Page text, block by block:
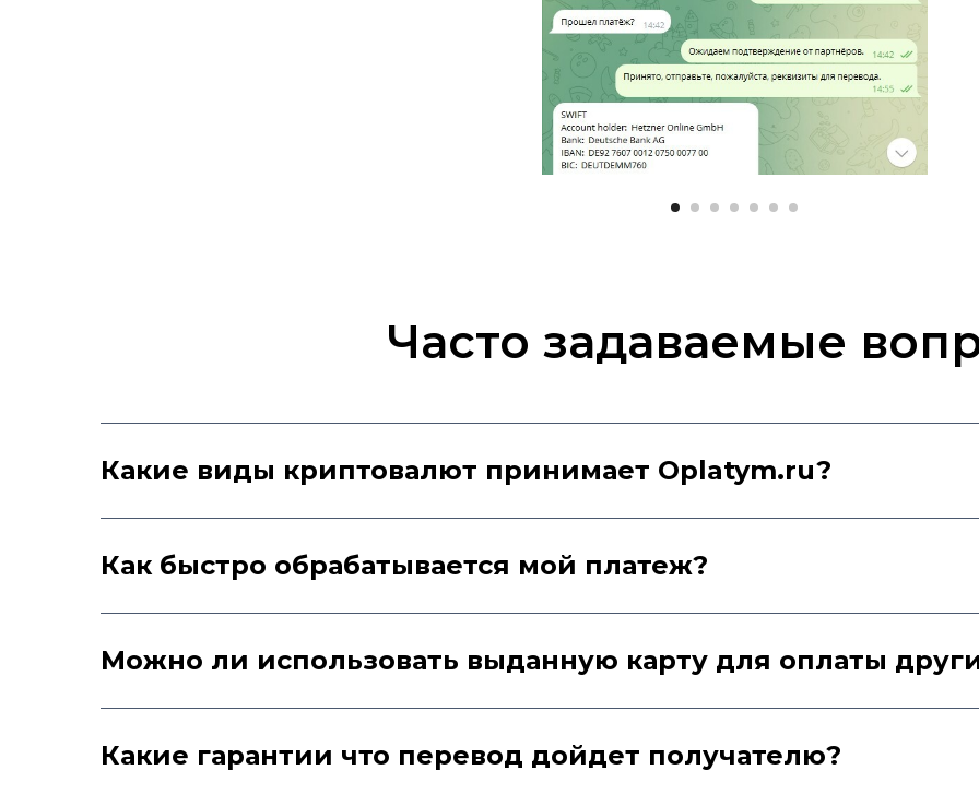
Часто задаваемые
Какие виды криптовалют принимает Oplatym.ru?
Как быстро обрабатывается мой платеж?
Можно ли использовать выданную карту для оплаты
Какие гарантии что перевод дойдет получателю?
Санкции больше не страшны!